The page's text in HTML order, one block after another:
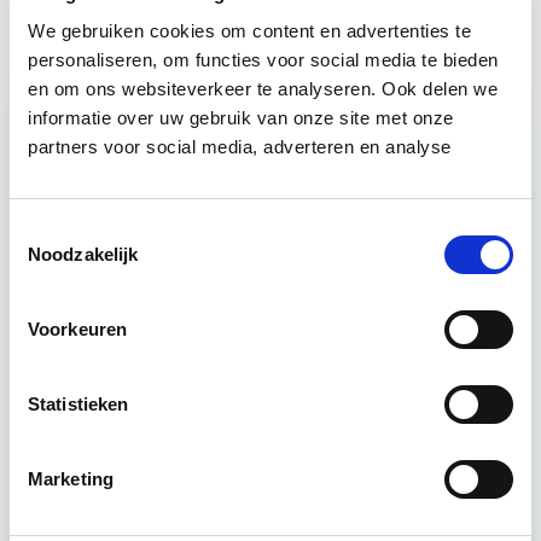
We gebruiken cookies om content en advertenties te
personaliseren, om functies voor social media te bieden
en om ons websiteverkeer te analyseren. Ook delen we
informatie over uw gebruik van onze site met onze
partners voor social media, adverteren en analyse
Noodzakelijk
Voorkeuren
Statistieken
Marketing
Projectleider Vastgoed
ontwikkelen. De principes van PRINCE2, Lean en